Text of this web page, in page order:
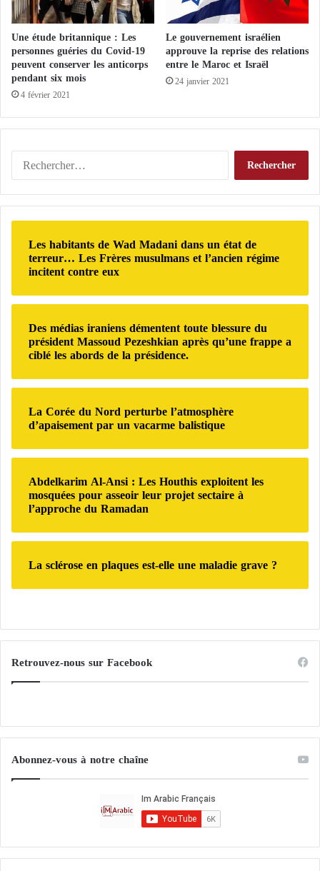
Une étude britannique : Les
personnes guéries du Covid-19
peuvent conserver les anticorps
pendant six mois
4 février 2021
Le gouvernement israélien
approuve la reprise des relations
entre le Maroc et Israël
24 janvier 2021
R
h
e
c
h
r
:
Les habitants de Wad Madani dans un état de
terreur… Les Frères musulmans et l’ancien régime
incitent contre eux
Des médias iraniens démentent toute blessure du
président Massoud Pezeshkian après qu’une frappe a
ciblé les abords de la présidence.
La Corée du Nord perturbe l’atmosphère
d’apaisement par un vacarme balistique
Abdelkarim Al-Ansi : Les Houthis exploitent les
mosquées pour asseoir leur projet sectaire à
l’approche du Ramadan
La sclérose en plaques est-elle une maladie grave ?
Retrouvez-nous sur Facebook
Abonnez-vous à notre chaîne